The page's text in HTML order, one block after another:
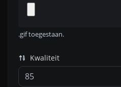
.gif toegestaan.
Kwaliteit